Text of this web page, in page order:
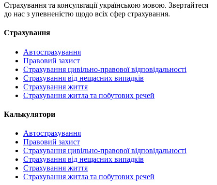
Страхування та консультації українською мовою. Звертайтеся
до нас з упевненістю щодо всіх сфер страхування.
Страхування
Автострахування
Правовий захист
Страхування цивільно-правової відповідальності
Страхування від нещасних випадків
Страхування життя
Страхування житла та побутових речей
Калькулятори
Автострахування
Правовий захист
Страхування цивільно-правової відповідальності
Страхування від нещасних випадків
Страхування життя
Страхування житла та побутових речей